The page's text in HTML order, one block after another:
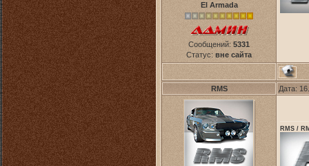
El Armada
Сообщений: 5331
Статус: вне сайта
RMS Дата:
RMS /